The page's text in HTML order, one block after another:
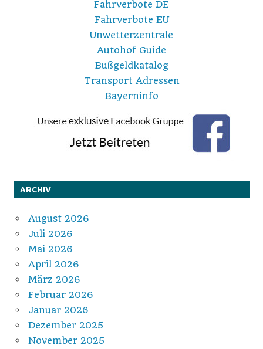
Fahrverbote DE
Fahrverbote EU
Unwetterzentrale
Autohof Guide
Bußgeldkatalog
Transport Adressen
Bayerninfo
ARCHIV
August 2026
Juli 2026
Mai 2026
April 2026
März 2026
Februar 2026
Januar 2026
Dezember 2025
November 2025